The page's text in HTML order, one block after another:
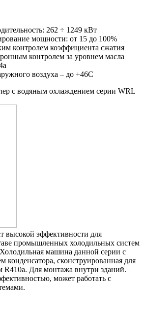
262 ÷ 1249 кВт
мощности: от 15 до 100%
контролем коэффициента сжатия
контролем за уровнем масла
воздуха – до +46С
с водяным охлаждением серии WRL
высокой эффективности для
промышленных холодильных систем
машина данной серии с
конденсатора, сконструированная для
R410a. Для монтажа внутри зданий.
может работать с